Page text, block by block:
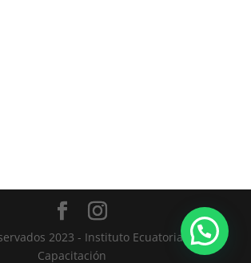
2023 - Instituto Ecuatoriano de
Capacitación